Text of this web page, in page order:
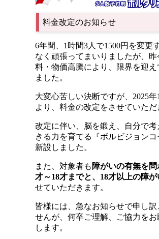
料金改定のお知らせ
6年間、1時間3人で1500円を変更
なく頑張ってまいりましたが、
料・物価高騰により、限界を迎え
ました。
大変心苦しい決断ですが、2025年
より、料金の改定をさせていただ
改定に伴い、脳を鍛え、自分で考
きる力を育てる『ボルビジョンコ
新設しました。
また、対象者も 障がいの有無を問
才～18才までと、18才以上の障が
せていただきます。
皆様には、急なお知らせで申し訳
せんが、何卒ご理解、ご協力をお
します。